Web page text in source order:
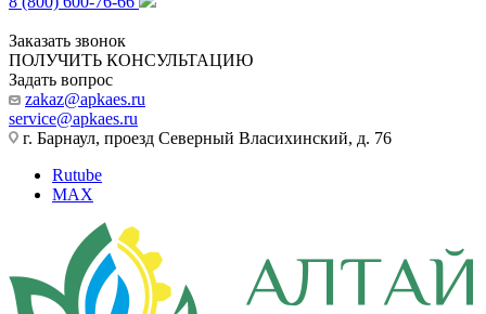
Заказать звонок
ПОЛУЧИТЬ КОНСУЛЬТАЦИЮ
Задать вопрос
zakaz@apkaes.ru
service@apkaes.ru
г. Барнаул, проезд Северный Власихинский, д. 76
Rutube
MAX